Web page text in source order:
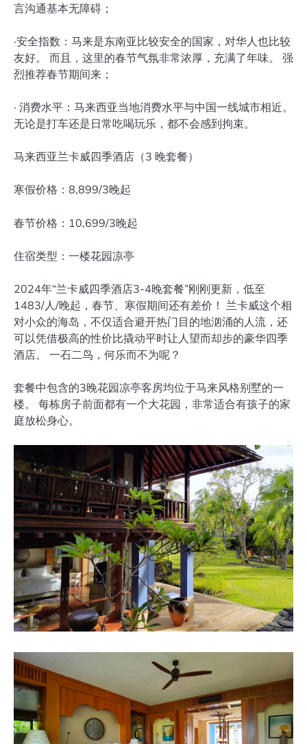
言沟通基本无障碍；
·安全指数：马来是东南亚比较安全的国家，对华人也比较
友好。 而且，这里的春节气氛非常浓厚，充满了年味。 强
烈推荐春节期间来；
· 消费水平：马来西亚当地消费水平与中国一线城市相近。
无论是打车还是日常吃喝玩乐，都不会感到拘束。
马来西亚兰卡威四季酒店（3 晚套餐）
寒假价格：8,899/3晚起
春节价格：10,699/3晚起
住宿类型：一楼花园凉亭‍
2024年“兰卡威四季酒店3-4晚套餐”刚刚更新，低至
1483/人/晚起，春节、寒假期间还有差价！ 兰卡威这个相
对小众的海岛，不仅适合避开热门目的地汹涌的人流，还
可以凭借极高的性价比撬动平时让人望而却步的豪华四季
酒店。 一石二鸟，何乐而不为呢？
套餐中包含的3晚花园凉亭客房均位于马来风格别墅的一
楼。 每栋房子前面都有一个大花园，非常适合有孩子的家
庭放松身心。